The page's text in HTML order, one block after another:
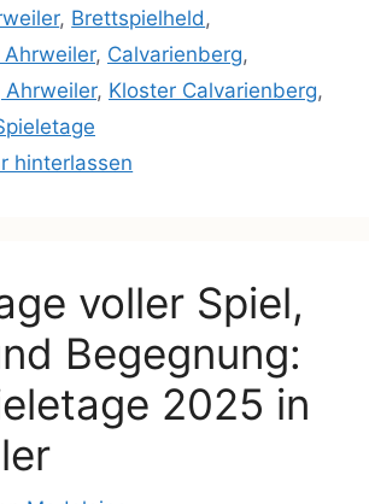
, Brettspielheld,
, Calvarienberg,
Ahrweiler, Kloster Calvarienberg,
hinterlassen
voller Spiel,
Begegnung:
2025 in